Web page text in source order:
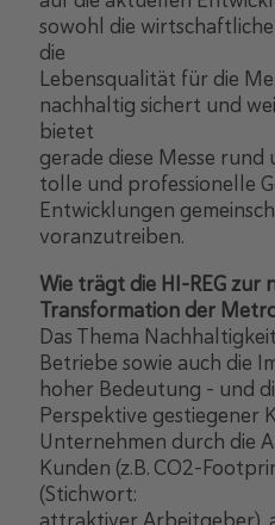
sowohl die
die
Lebensqualität für die
nachhaltig sichert und
bietet
gerade diese Messe rund
tolle und professionelle
Entwicklungen
voranzutreiben.
Wie trägt die HI-REG zur
Transformation der
Das Thema
Betriebe sowie auch die
hoher Bedeutung - und
Perspektive gestiegener
Unternehmen durch die
Kunden (z.B. CO2-
(Stichwort: